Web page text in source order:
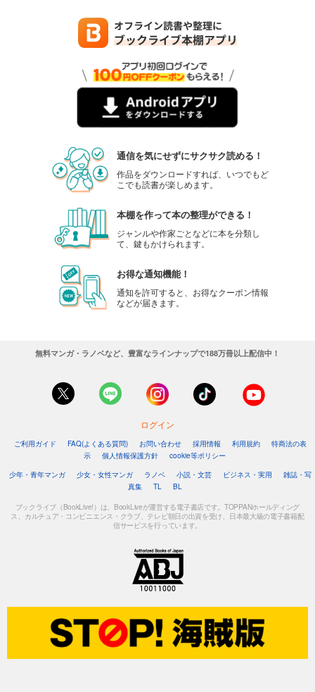
通信を気にせずにサクサク読める！
作品をダウンロードすれば、いつでもど
こでも読書が楽しめます。
本棚を作って本の整理ができる！
ジャンルや作家ごとなどに本を分類し
て、鍵もかけられます。
お得な通知機能！
通知を許可すると、お得なクーポン情報
などが届きます。
無料マンガ・ラノベなど、豊富なラインナップで188万冊以上配信中！
ログイン
ご利用ガイド FAQ(よくある質問) お問い合わせ 採用情報 利用規約
特商法の表
示
個人情報保護方針
cookie等ポリシー
少年・青年マンガ
少女・女性マンガ ラノベ 小説・文芸 ビジネス・実用
雑誌・写
真集
TL BL
ブックライブ（BookLive!）は、BookLiveが運営する電子書店です。TOPPANホールディング
ス、カルチュア・コンビニエンス・クラブ、テレビ朝日の出資を受け、日本最大級の電子書籍配
信サービスを行っています。